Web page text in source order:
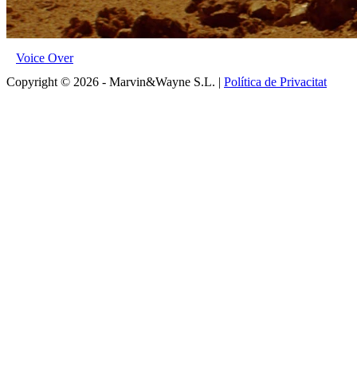
Voice Over
Copyright © 2026 - Marvin&Wayne S.L. | Política de Privacitat